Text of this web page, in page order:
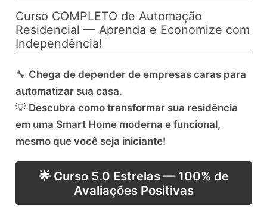
Curso COMPLETO de Automação
Residencial — Aprenda e Economize com
Independência!
🔧 Chega de depender de empresas caras para
automatizar sua casa.
💡 Descubra como transformar sua residência
em uma Smart Home moderna e funcional,
mesmo que você seja iniciante!
🌟 Curso 5.0 Estrelas — 100% de
Avaliações Positivas